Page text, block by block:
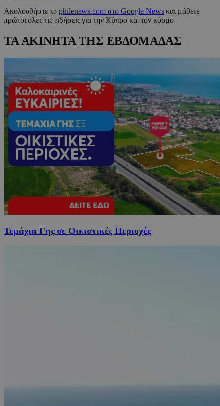
Ακολουθήστε το philenews.com στο Google News και μάθετε
πρώτοι όλες τις ειδήσεις για την Κύπρο και τον κόσμο
ΤΑ ΑΚΙΝΗΤΑ ΤΗΣ ΕΒΔΟΜΑΔΑΣ
Τεμάχια Γης σε Οικιστικές Περιοχές